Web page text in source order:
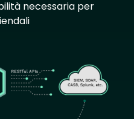
necessaria per